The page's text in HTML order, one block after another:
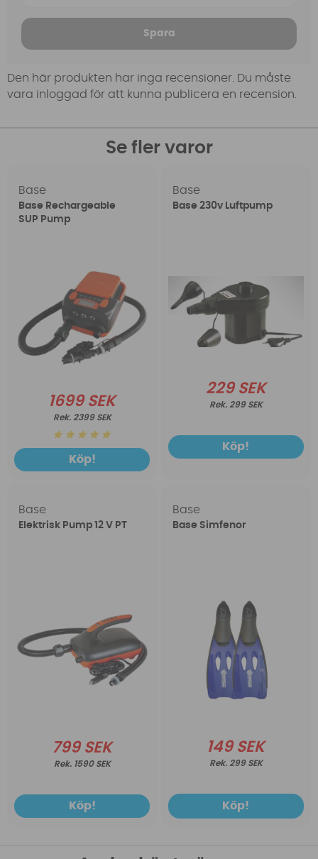
Spara
Den här produkten har inga recensioner. Du måste
vara inloggad för att kunna publicera en recension.
Se fler varor
Base
Base Rechargeable
SUP Pump
1699 SEK
2399 SEK
Köp!
Base
Base 230v Luftpump
229 SEK
299 SEK
Köp!
Base
Elektrisk Pump 12 V PT
799 SEK
1590 SEK
Köp!
Base
Base Simfenor
149 SEK
299 SEK
Köp!